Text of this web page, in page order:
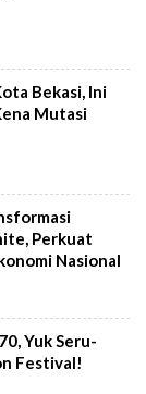
Bekasi, Ini
Mutasi
Perkuat
Nasional
Yuk Seru-
Festival!